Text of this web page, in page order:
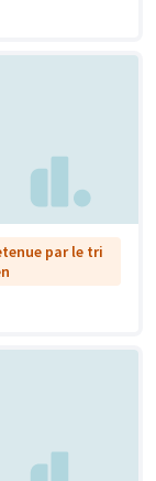
par le tri